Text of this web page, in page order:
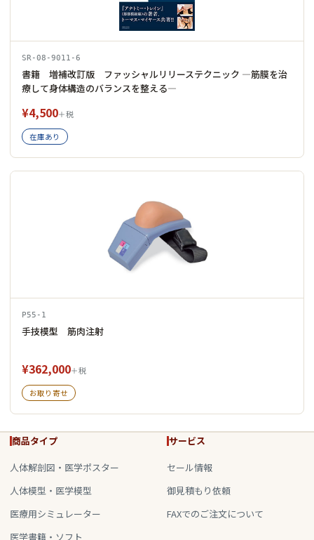
SR-08-9011-6
書籍 増補改訂版 ファッシャルリリーステクニック ―筋膜を治
療して身体構造のバランスを整える―
¥4,500＋税
在庫あり
P55-1
手技模型 筋肉注射
¥362,000＋税
お取り寄せ
商品タイプ
人体解剖図・医学ポスター
人体模型・医学模型
医療用シミュレーター
医学書籍・ソフト
サービス
セール情報
御見積もり依頼
FAXでのご注文について